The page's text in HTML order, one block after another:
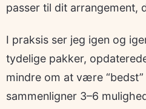
passer til dit arrangement,
I praksis ser jeg igen og
tydelige pakker,
mindre om at være
sammenligner 3–6